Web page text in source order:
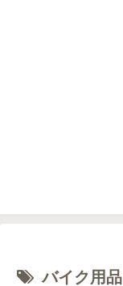
バイク用品